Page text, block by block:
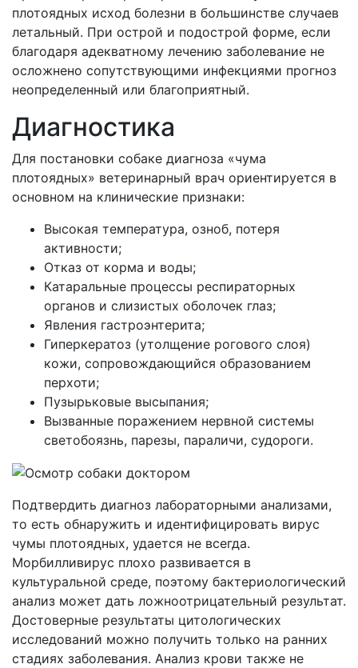
плотоядных исход болезни в большинстве случаев
летальный. При острой и подострой форме, если
благодаря адекватному лечению заболевание не
осложнено сопутствующими инфекциями прогноз
неопределенный или благоприятный.
Диагностика
Для постановки собаке диагноза «чума
плотоядных» ветеринарный врач ориентируется в
основном на клинические признаки:
Высокая температура, озноб, потеря
активности;
Отказ от корма и воды;
Катаральные процессы респираторных
органов и слизистых оболочек глаз;
Явления гастроэнтерита;
Гиперкератоз (утолщение рогового слоя)
кожи, сопровождающийся образованием
перхоти;
Пузырьковые высыпания;
Вызванные поражением нервной системы
светобоязнь, парезы, параличи, судороги.
Подтвердить диагноз лабораторными анализами,
то есть обнаружить и идентифицировать вирус
чумы плотоядных, удается не всегда.
Морбилливирус плохо развивается в
культуральной среде, поэтому бактериологический
анализ может дать ложноотрицательный результат.
Достоверные результаты цитологических
исследований можно получить только на ранних
стадиях заболевания. Анализ крови также не